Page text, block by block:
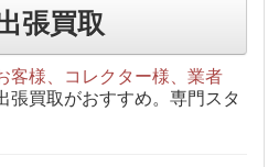
張買取
客様、コレクター様、業者
張買取がおすすめ。専門スタ